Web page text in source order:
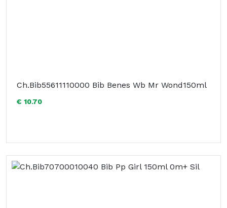
Ch.Bib55611110000 Bib Benes Wb Mr Wond150ml
€ 10.70